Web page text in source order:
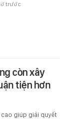
trước
còn xây
tiện hơn
giúp giải quyết